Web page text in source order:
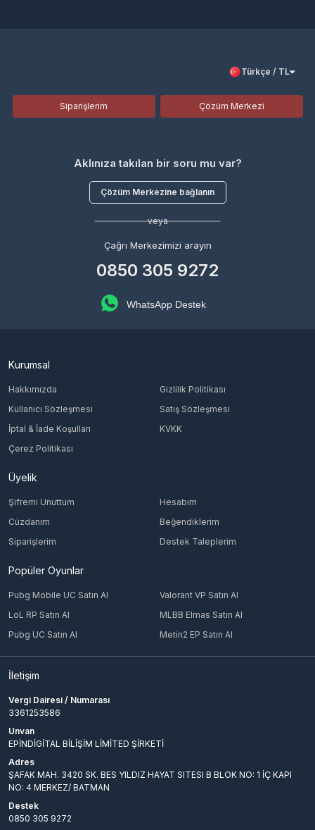
Türkçe / TL
Siparişlerim Çözüm Merkezi
Aklınıza takılan bir soru mu var?
Çözüm Merkezine bağlanın
veya
Çağrı Merkezimizi arayın
0850 305 9272
WhatsApp Destek
Kurumsal
Hakkımızda
Gizlilik Politikası
Kullanıcı Sözleşmesi
Satış Sözleşmesi
İptal & İade Koşulları
KVKK
Çerez Politikası
Üyelik
Şifremi Unuttum
Hesabım
Cüzdanım
Beğendiklerim
Siparişlerim
Destek Taleplerim
Popüler Oyunlar
Pubg Mobile UC Satın Al
Valorant VP Satın Al
LoL RP Satın Al
MLBB Elmas Satın Al
Pubg UC Satın Al
Metin2 EP Satın Al
İletişim
Vergi Dairesi / Numarası
3361253586
Unvan
EPİNDİGİTAL BİLİŞİM LİMİTED ŞİRKETİ
Adres
ŞAFAK MAH. 3420 SK. BES YILDIZ HAYAT SITESI B BLOK NO: 1 İÇ KAPI
NO: 4 MERKEZ/ BATMAN
Destek
0850 305 9272